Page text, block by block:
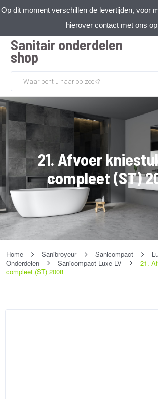
Op dit moment verschillen de levertijden, voor
hierover contact met ons
Sanitair onderdelen
shop
21. Afvoer
compleet (ST)
Home Sanibroyeur Sanicompact
Onderdelen
Sanicompact Luxe LV
21.
compleet (ST) 2008